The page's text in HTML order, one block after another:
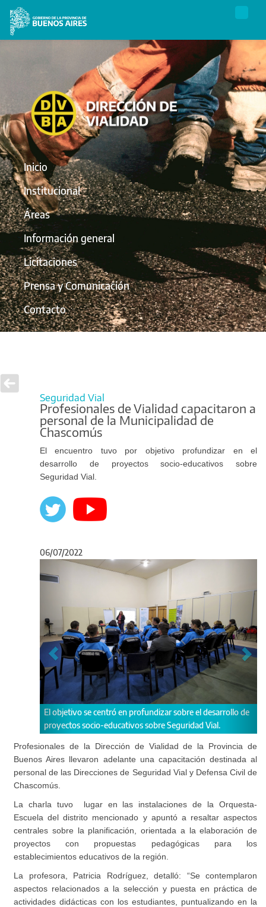
Inicio
Institucional
Áreas
Información general
Licitaciones
Prensa y Comunicación
Contacto
Seguridad Vial
Profesionales de Vialidad capacitaron a
personal de la Municipalidad de
Chascomús
El encuentro tuvo por objetivo profundizar en el
desarrollo de proyectos socio-educativos sobre
Seguridad Vial.
06/07/2022
profundizar sobre el desarrollo de
sobre Seguridad Vial.
La charla tuvo lugar en las
Escuela de Chascomús.
Anterior
Profesionales de la Dirección de Vialidad de la Provincia de
Buenos Aires llevaron adelante una capacitación destinada al
personal de las Direcciones de Seguridad Vial y Defensa Civil de
Chascomús.
La charla tuvo lugar en las instalaciones de la Orquesta-
Escuela del distrito mencionado y apuntó a resaltar aspectos
centrales sobre la planificación, orientada a la elaboración de
proyectos con propuestas pedagógicas para los
establecimientos educativos de la región.
La profesora, Patricia Rodríguez, detalló: “Se contemplaron
aspectos relacionados a la selección y puesta en práctica de
actividades didácticas con los estudiantes, puntualizando en la